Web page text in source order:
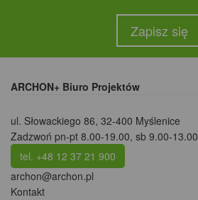
Zapisz się
ARCHON+ Biuro Projektów
ul. Słowackiego 86, 32-400 Myślenice
Zadzwoń pn-pt 8.00-19.00, sb 9.00-13.00
tel. +48 12 37 21 900
archon@archon.pl
Kontakt